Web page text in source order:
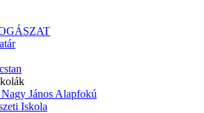
János Alapfokú
Iskola